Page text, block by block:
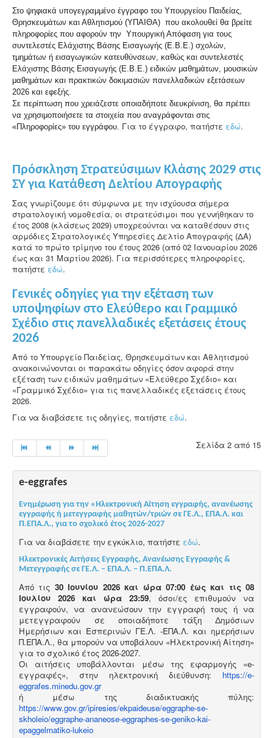
Στο ψηφιακά υπογεγραμμένο έγγραφο του Υπουργείου Παιδείας,
Θρησκευμάτων και Αθλητισμού (ΥΠΑΙΘΑ) που ακολουθεί θα βρείτε
πληροφορίες που αφορούν την Υπουργική Απόφαση για τους
συντελεστές Ελάχιστης Βάσης Εισαγωγής (Ε.Β.Ε.) σχολών,
τμημάτων ή εισαγωγικών κατευθύνσεων, καθώς και συντελεστές
Ελάχιστης Βάσης Εισαγωγής (Ε.Β.Ε.) ειδικών μαθημάτων, μουσικών
μαθημάτων και πρακτικών δοκιμασιών πανελλαδικών εξετάσεων
2026 και εφεξής.
Σε περίπτωση που χρειάζεστε οποιαδήποτε διευκρίνιση, θα πρέπει
να χρησιμοποιήσετε τα στοιχεία που αναγράφονται στις
«Πληροφορίες» του εγγράφου. Για το έγγραφο, πατήστε εδώ.
Πρόσκληση Στρατεύσιμων Κλάσης 2029 στις
ΣΥ για Κατάθεση Δελτίου Απογραφής
Σας γνωρίζουμε ότι σύμφωνα με την ισχύουσα σήμερα
στρατολογική νομοθεσία, οι στρατεύσιμοι που γεννήθηκαν το
έτος 2008 (κλάσεως 2029) υποχρεούνται να καταθέσουν στις
αρμόδιες Στρατολογικές Υπηρεσίες Δελτίο Απογραφής (ΔΑ)
κατά το πρώτο τρίμηνο του έτους 2026 (από 02 Ιανουαρίου 2026
έως και 31 Μαρτίου 2026). Για περισσότερες πληροφορίες,
πατήστε εδώ.
Γενικές οδηγίες για την εξέταση των
υποψηφίων στο Ελεύθερο και Γραμμικό
Σχέδιο στις πανελλαδικές εξετάσεις έτους
2026
Από το Υπουργείο Παιδείας, Θρησκευμάτων και Αθλητισμού
ανακοινώνονται οι παρακάτω οδηγίες όσον αφορά στην
εξέταση των ειδικών μαθημάτων «Ελεύθερο Σχέδιο» και
«Γραμμικό Σχέδιο» για τις πανελλαδικές εξετάσεις έτους
2026.
Για να διαβάσετε τις οδηγίες, πατήστε εδώ.
Σελίδα 2 από 15
e-eggrafes
Ενημέρωση για την «Ηλεκτρονική Αίτηση εγγραφής, ανανέωσης
εγγραφής ή μετεγγραφής μαθητών/τριών σε ΓΕ.Λ., ΕΠΑ.Λ. και
Π.ΕΠΑ.Λ., για το σχολικό έτος 2026-2027
Για να διαβάσετε την εγκύκλιο, πατήστε εδώ.
Ηλεκτρονικές Αιτήσεις Εγγραφής, Ανανέωσης Εγγραφής &
Μετεγγραφής σε ΓΕ.Λ. – ΕΠΑ.Λ. – Π.ΕΠΑ.Λ.
Από τις 30 Ιουνίου 2026 και ώρα 07:00 έως και τις 08
Ιουλίου 2026 και ώρα 23:59, όσοι/ες επιθυμούν να
εγγραφούν, να ανανεώσουν την εγγραφή τους ή να
μετεγγραφούν σε οποιαδήποτε τάξη Δημόσιων
Ημερήσιων και Εσπερινών ΓΕ.Λ. -ΕΠΑ.Λ. και ημερήσιων
Π.ΕΠΑ.Λ., θα μπορούν να υποβάλουν «Ηλεκτρονική Αίτηση»
για το σχολικό έτος 2026-2027.
Οι αιτήσεις υποβάλλονται μέσω της εφαρμογής «e-
εγγραφές», στην ηλεκτρονική διεύθυνση: https://e-
eggrafes.minedu.gov.gr
ή μέσω της διαδικτυακής πύλης:
https://www.gov.gr/ipiresies/ekpaideuse/eggraphe-se-
skholeio/eggraphe-ananeose-eggraphes-se-geniko-kai-
epaggelmatiko-lukeio